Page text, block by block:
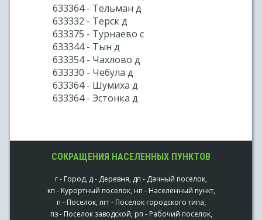
633364 - Тельман д
633332 - Терск д
633375 - Турнаево с
633344 - Тын д
633354 - Чахлово д
633330 - Чебула д
633364 - Шумиха д
633364 - Эстонка д
СОКРАЩЕНИЯ НАСЕЛЕННЫХ ПУНКТОВ
г - Город, д - Деревня, дп - Дачный поселок,
кп - Курортный поселок, нп - Населенный пункт,
п - Поселок, пгт - Поселок городского типа,
пз - Поселок заводской, рп - Рабочий поселок,